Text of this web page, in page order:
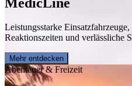
Leistungsstarke
Reaktionszeiten und verlässliche
Mehr entdecken
Abenteuer & Freizeit